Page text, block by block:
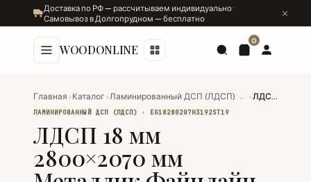
Доставка по РФ — рассчитываем индивидуально ·
Самовывоз в Долгопрудном — бесплатно
WOODONLINE
0
Главная › Каталог ›Ламинированный ДСП (ЛДСП) ⌄ › ЛДСП 18 мм 2800×2070 мм Металлик Файнлайн коричневый H3192 ST19 9 Egger
ЛАМИНИРОВАННЫЙ ДСП (ЛДСП) · EG18280207H3192ST19
ЛДСП 18 мм
2800×2070 мм